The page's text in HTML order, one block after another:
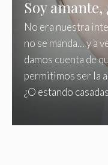
Soy amante,
No era nuestra
no se manda… y a
damos cuenta de
permitimos ser la
¿O estando